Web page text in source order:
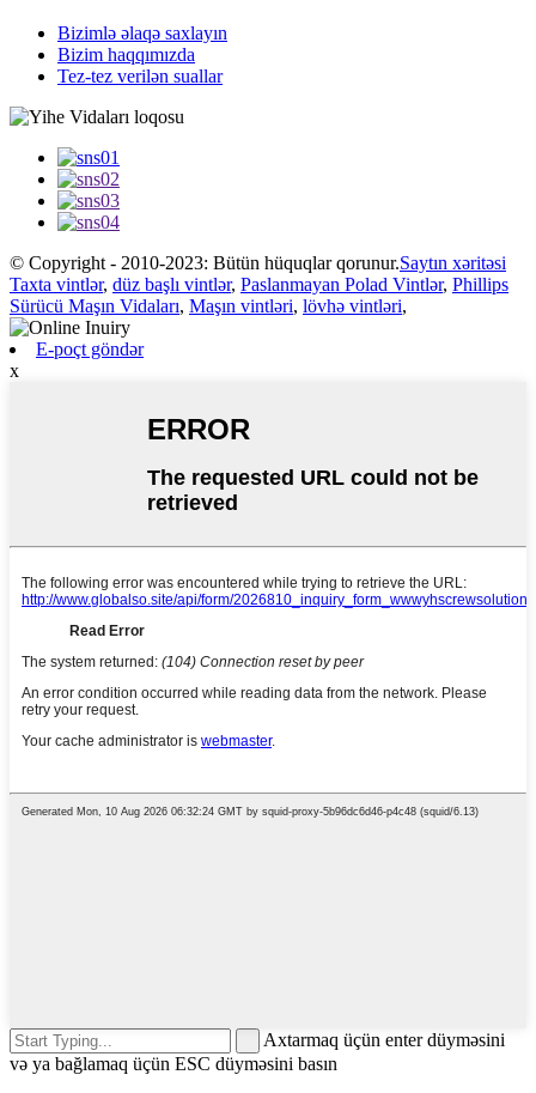
Bizimlə əlaqə saxlayın
Bizim haqqımızda
Tez-tez verilən suallar
© Copyright - 2010-2023: Bütün hüquqlar qorunur.Saytın xəritəsi
Taxta vintlər, düz başlı vintlər, Paslanmayan Polad Vintlər, Phillips
Sürücü Maşın Vidaları, Maşın vintləri, lövhə vintləri,
E-poçt göndər
x
Axtarmaq üçün enter düyməsini
və ya bağlamaq üçün ESC düyməsini basın